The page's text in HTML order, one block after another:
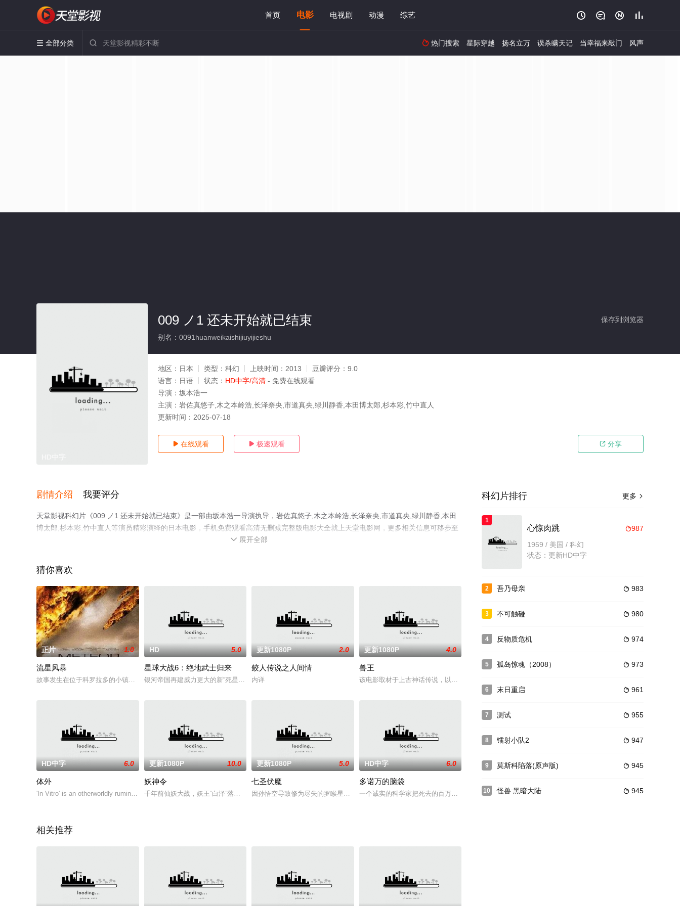
首页 电影 电视剧 动漫 综艺    
 全部分类   热门搜索 星际穿越 扬名立万 误杀瞒天记 当幸福来敲门 风声
保存到浏览器
009 ノ1 还未开始就已结束
别名：0091huanweikaishijiuyijieshu
地区： 日本 类型： 科幻 上映时间： 2013 豆瓣评分： 9.0
语言： 日语 状态： HD中字/高清 - 免费在线观看
导演： 坂本浩一
主演： 岩佐真悠子,木之本岭浩,长泽奈央,市道真央,绿川静香,本田博太郎,杉本彩,竹中直人
更新时间： 2025-07-18
 在线观看  极速观看  分享
剧情介绍 我要评分
天堂影视科幻片《009 ノ1 还未开始就已结束》是一部由坂本浩一导演执导，岩佐真悠子,木之本岭浩,长泽奈央,市道真央,绿川静香,本田
博太郎,杉本彩,竹中直人等演员精彩演绎的日本电影，手机免费观看高清无删减完整版电影大全就上天堂电影网，更多相关信息可移步至
 展开全部
猜你喜欢
正片 1.0
流星风暴
故事发生在位于科罗拉多的小镇之上，安娜（希瑞·J.威尔森 Sheree J. Wilson 饰）和杰克（Peter LaCr
HD 5.0
星球大战6：绝地武士归来
银河帝国再建威力更大的新“死星”，试图彻底消灭抵抗力量。卢克•天行者（马克•哈米尔 Mark Hamill 饰）派机器人R2
更新1080P 2.0
鲛人传说之人间情
内详
更新1080P 4.0
兽王
该电影取材于上古神话传说，以兽王飞廉为故事主人公，讲述少年飞廉历重重阻碍，终于以真诚的赤子之心感
HD中字 6.0
体外
'In Vitro' is an otherworldly rumination on memory, hi
更新1080P 10.0
妖神令
千年前仙妖大战，妖王“白泽”落败，其身毁但元神未灭，千年过去，封印在青鸾镜碎片中的妖王元神即将觉醒。为了天下苍生，仙界弟子慕
更新1080P 5.0
七圣伏魔
因孙悟空导致修为尽失的罗睺星君自称无相作恶人间，被七大圣用元魂封印。少年尤喜为防无相卷土重来，找齐六大圣解印与无相一同封印的
HD中字 6.0
多诺万的脑袋
一个诚实的科学家把死去的百万富翁(多诺万饰)的大脑保存在水箱里。多诺万成功地把他强大的意志强加给这
相关推荐
更多 
科幻片排行
1
987
心惊肉跳
1959 / 美国 / 科幻
状态：更新HD中字
2  983
吾乃母亲
3  980
不可触碰
4  974
反物质危机
5  973
孤岛惊魂（2008）
6  961
末日重启
7  955
测试
8  947
镭射小队2
9  945
莫斯科陷落(原声版)
10  945
怪兽:黑暗大陆